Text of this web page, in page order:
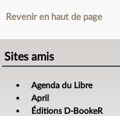
Revenir en haut de page
Sites amis
Agenda du Libre
April
Éditions D-BookeR